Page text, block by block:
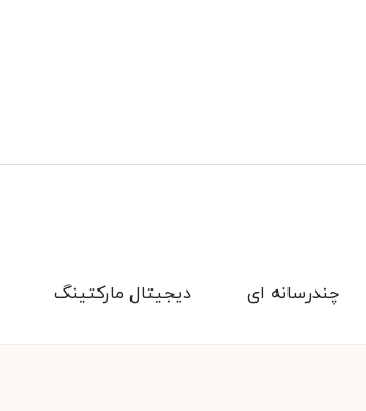
دیجیتال مارکتینگ چندرسانه ای